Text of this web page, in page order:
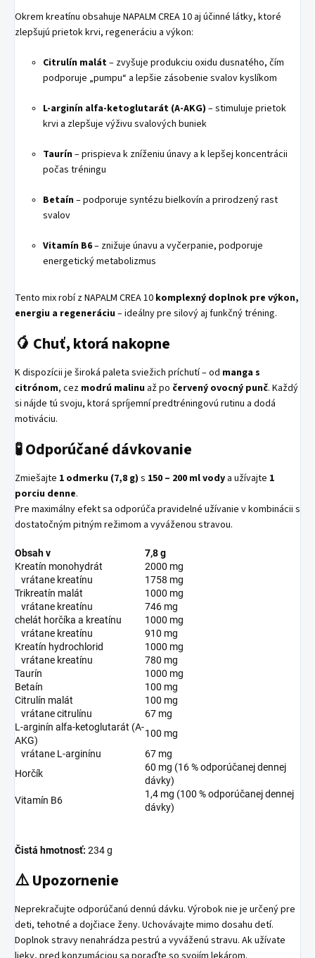
Okrem kreatínu obsahuje NAPALM CREA 10 aj účinné látky, ktoré
zlepšujú prietok krvi, regeneráciu a výkon:
Citrulín malát– zvyšuje produkciu oxidu dusnatého, čím
podporuje „pumpu“ a lepšie zásobenie svalov kyslíkom
L-arginín alfa-ketoglutarát (A-AKG) – stimuluje prietok
krvi a zlepšuje výživu svalových buniek
Taurín – prispieva k zníženiu únavy a k lepšej koncentrácii
počas tréningu
Betaín – podporuje syntézu bielkovín a prirodzený rast
svalov
Vitamín B6– znižuje únavu a vyčerpanie, podporuje
energetický metabolizmus
Tento mix robí z NAPALM CREA 10 komplexný doplnok pre výkon,
energiu a regeneráciu – ideálny pre silový aj funkčný tréning.
🥭 Chuť, ktorá nakopne
K dispozícii je široká paleta sviežich príchutí – od manga s
citrónom, cez modrú malinu až po červený ovocný punč. Každý
si nájde tú svoju, ktorá spríjemní predtréningovú rutinu a dodá
motiváciu.
🧪 Odporúčané dávkovanie
Zmiešajte 1 odmerku (7,8 g) s 150 – 200 ml vody a užívajte 1
porciu denne.
Pre maximálny efekt sa odporúča pravidelné užívanie v kombinácii s
dostatočným pitným režimom a vyváženou stravou.
Obsah v
7,8 g
Kreatín monohydrát
2000 mg
vrátane kreatínu
1758 mg
Trikreatín malát
1000 mg
vrátane kreatínu
746 mg
chelát horčíka a kreatínu
1000 mg
vrátane kreatínu
910 mg
Kreatín hydrochlorid
1000 mg
vrátane kreatínu
780 mg
Taurín
1000 mg
Betaín
100 mg
Citrulín malát
100 mg
vrátane citrulínu
67 mg
L-arginín alfa-ketoglutarát (A-
AKG)
100 mg
vrátane L-arginínu
67 mg
Horčík
60 mg (16 % odporúčanej dennej
dávky)
Vitamín B6
1,4 mg (100 % odporúčanej dennej
dávky)
Čistá hmotnosť: 234 g
⚠️ Upozornenie
Neprekračujte odporúčanú dennú dávku. Výrobok nie je určený pre
deti, tehotné a dojčiace ženy. Uchovávajte mimo dosahu detí.
Doplnok stravy nenahrádza pestrú a vyváženú stravu. Ak užívate